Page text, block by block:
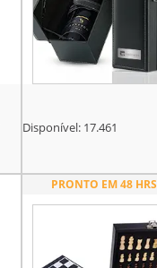
Disponível: 17.461
PRONTO EM 48 HRS